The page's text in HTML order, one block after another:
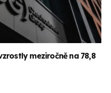
meziročně na 78,8